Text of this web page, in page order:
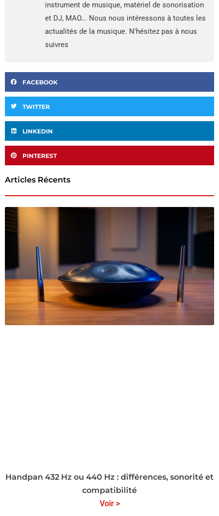
instrument de musique, matériel de sonorisation
et DJ, MAO... Nous nous intéressons à toutes les
actualités de la musique. N'hésitez pas à nous
suivres
FACEBOOK
TWITTER
LINKEDIN
PINTEREST
Articles Récents
Handpan 432 Hz ou 440 Hz : différences, sonorité et
compatibilité
Voir >